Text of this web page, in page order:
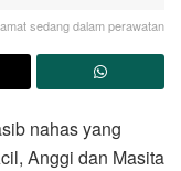
sedang dalam perawatan
nahas yang
Anggi dan Masita